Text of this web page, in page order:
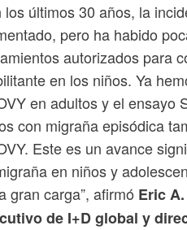
los últimos 30 años, la
pero ha habido
autorizados para
en los niños. Ya
en adultos y el ensayo
con migraña episódica
Este es un avance
en niños y
gran carga”, afirmó Eric
de I+D global y